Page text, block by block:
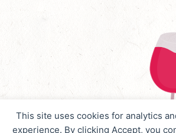
This site uses cookies for analytics
experience. By clicking Accept, you